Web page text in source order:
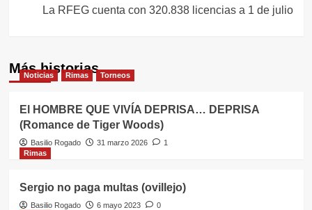
La RFEG cuenta con 320.838 licencias a 1 de julio
Más historias
Noticias Rimas Torneos
El HOMBRE QUE VIVÍA DEPRISA… DEPRISA
(Romance de Tiger Woods)
Basilio Rogado 31 marzo 2026
1
Rimas
Sergio no paga multas (ovillejo)
Basilio Rogado 6 mayo 2023
0